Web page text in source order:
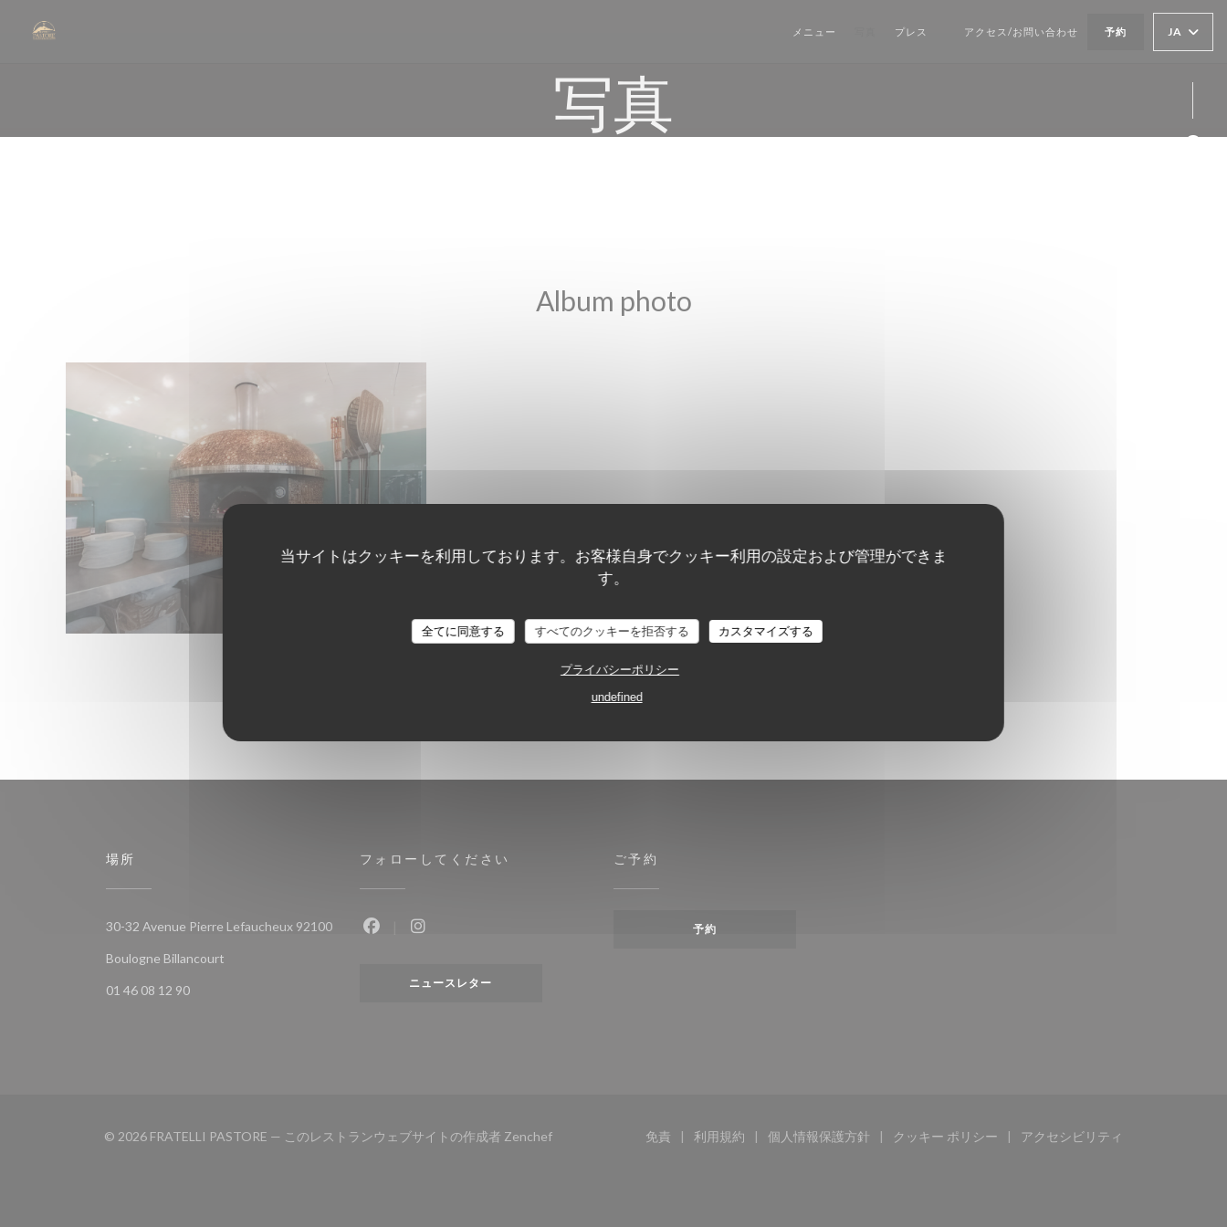
当サイトはクッキーを利用しております。お客様自身でクッキー利用の設定および管理ができま
す。
全てに同意する すべてのクッキーを拒否する カスタマイズする
プライバシーポリシー
undefined
メニュー プレス
((新しいウィンドウで開きます))
アクセス/お問い合わせ 予約 JA
写真
Album photo
場所
30-32 Avenue Pierre Lefaucheux 92100
Boulogne Billancourt((新しいウィンドウで開きます))
01 46 08 12 90
フォローしてください
Instagram ((新しいウィンドウで開きます))
ニュースレター
ご予約
予約
© 2026 FRATELLI PASTORE — このレストランウェブサイトの作成者 Zenchef((新しいウィンドウで開きます))
免責
((新しいウィンドウで開きます))
利用規約
((新しいウィンドウで開きます))
個人情報保護方針
((新しいウィンドウで開きます))
クッキー ポリシー
((新しいウィンドウで開きます))
アクセシビリティ
((新しいウィンドウで開き